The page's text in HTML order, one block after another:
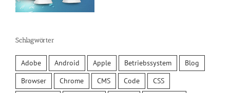
Schlagwörter
Adobe Android Apple Betriebssystem
Blog
Browser
Chrome CMS Code
CSS